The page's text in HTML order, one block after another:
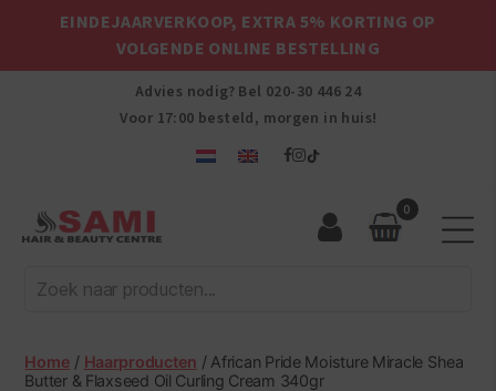
EINDEJAARVERKOOP, EXTRA 5% KORTING OP
VOLGENDE ONLINE BESTELLING
Advies nodig? Bel 020-30 446 24
Voor 17:00 besteld, morgen in huis!
Afro
Hair
Beauty
Centre
0
Home / Haarproducten / African Pride Moisture Miracle Shea
Butter & Flaxseed Oil Curling Cream 340gr